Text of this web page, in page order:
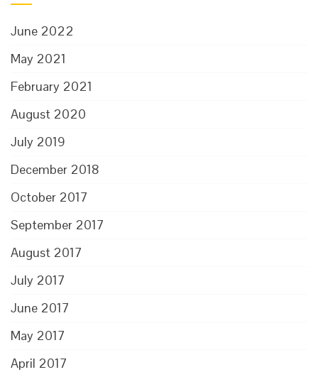
June 2022
May 2021
February 2021
August 2020
July 2019
December 2018
October 2017
September 2017
August 2017
July 2017
June 2017
May 2017
April 2017